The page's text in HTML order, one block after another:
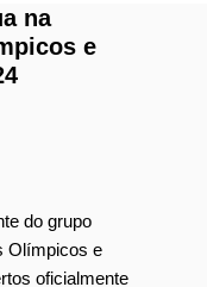
na
e
do grupo
Olímpicos e
oficialmente